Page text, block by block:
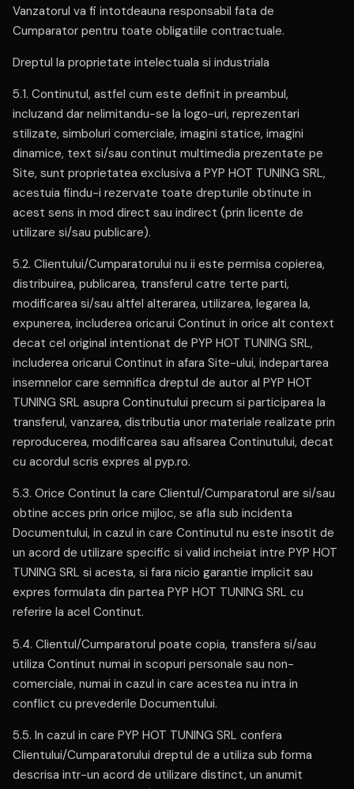
Vanzatorul va fi intotdeauna responsabil fata de
Cumparator pentru toate obligatiile contractuale.
Dreptul la proprietate intelectuala si industriala
5.1. Continutul, astfel cum este definit in preambul,
incluzand dar nelimitandu-se la logo-uri, reprezentari
stilizate, simboluri comerciale, imagini statice, imagini
dinamice, text si/sau continut multimedia prezentate pe
Site, sunt proprietatea exclusiva a PYP HOT TUNING SRL,
acestuia fiindu-i rezervate toate drepturile obtinute in
acest sens in mod direct sau indirect (prin licente de
utilizare si/sau publicare).
5.2. Clientului/Cumparatorului nu ii este permisa copierea,
distribuirea, publicarea, transferul catre terte parti,
modificarea si/sau altfel alterarea, utilizarea, legarea la,
expunerea, includerea oricarui Continut in orice alt context
decat cel original intentionat de PYP HOT TUNING SRL,
includerea oricarui Continut in afara Site-ului, indepartarea
insemnelor care semnifica dreptul de autor al PYP HOT
TUNING SRL asupra Continutului precum si participarea la
transferul, vanzarea, distributia unor materiale realizate prin
reproducerea, modificarea sau afisarea Continutului, decat
cu acordul scris expres al pyp.ro.
5.3. Orice Continut la care Clientul/Cumparatorul are si/sau
obtine acces prin orice mijloc, se afla sub incidenta
Documentului, in cazul in care Continutul nu este insotit de
un acord de utilizare specific si valid incheiat intre PYP HOT
TUNING SRL si acesta, si fara nicio garantie implicit sau
expres formulata din partea PYP HOT TUNING SRL cu
referire la acel Continut.
5.4. Clientul/Cumparatorul poate copia, transfera si/sau
utiliza Continut numai in scopuri personale sau non-
comerciale, numai in cazul in care acestea nu intra in
conflict cu prevederile Documentului.
5.5. In cazul in care PYP HOT TUNING SRL confera
Clientului/Cumparatorului dreptul de a utiliza sub forma
descrisa intr-un acord de utilizare distinct, un anumit